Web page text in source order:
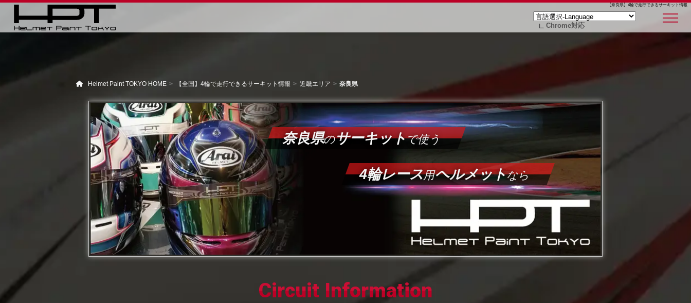
【奈良県】4輪で走行できるサーキット情報
Chrome対応
Helmet Paint TOKYO HOME 【全国】4輪で走行できるサーキット情報 近畿エリア 奈良県
奈良県のサーキットで使う
4輪レース用ヘルメットなら
Circuit Information